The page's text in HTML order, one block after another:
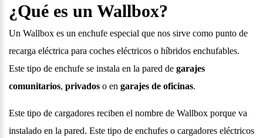
¿Qué es un Wallbox?
Un Wallbox es un enchufe especial que nos sirve como punto de
recarga eléctrica para coches eléctricos o híbridos enchufables.
Este tipo de enchufe se instala en la pared de garajes
comunitarios, privados o en garajes de oficinas.
Este tipo de cargadores reciben el nombre de Wallbox porque va
instalado en la pared. Este tipo de enchufes o cargadores eléctricos